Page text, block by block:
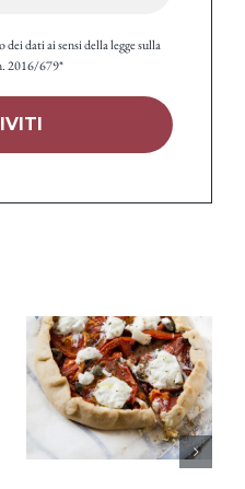
dati ai sensi della legge sulla
2016/679*